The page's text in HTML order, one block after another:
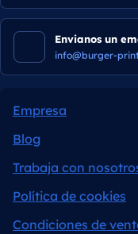
Envianos un
info@burger-
Empresa
Blog
Trabaja con
Política de cookies
Condiciones de